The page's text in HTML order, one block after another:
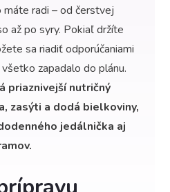
radi – od čerstvej
až po syry. Pokiaľ držíte
sa riadiť odporúčaniami
zapadalo do plánu.
priaznivejší nutričný
zasýti a dodá bielkoviny,
jedálnička aj